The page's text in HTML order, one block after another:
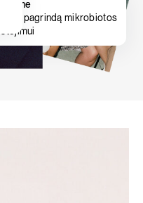
prime
pagrindą mikrobiotos